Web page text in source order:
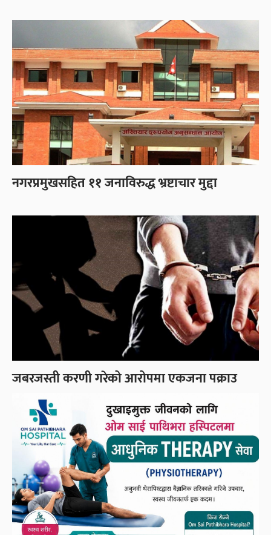
नगरप्रमुखसहित ११ जनाविरुद्ध भ्रष्टाचार मुद्दा
जबरजस्ती करणी गरेको आरोपमा एकजना पक्राउ